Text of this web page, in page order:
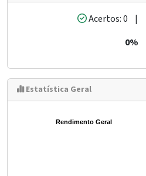
Acertos: 0 |
0%
Estatística Geral
Rendimento Geral